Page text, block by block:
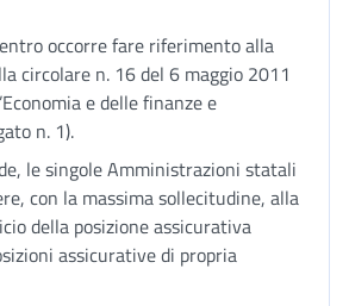
occorre fare riferimento alla
circolare n. 16 del 6 maggio 2011
e delle finanze e
n. 1).
le singole Amministrazioni statali
con la massima sollecitudine, alla
della posizione assicurativa
assicurative di propria